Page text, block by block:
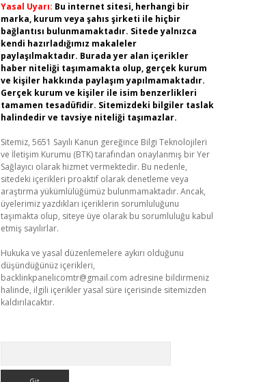
Yasal Uyarı: Bu internet sitesi, herhangi bir
marka, kurum veya şahıs şirketi ile hiçbir
bağlantısı bulunmamaktadır. Sitede yalnızca
kendi hazırladığımız makaleler
paylaşılmaktadır. Burada yer alan içerikler
haber niteliği taşımamakta olup, gerçek kurum
ve kişiler hakkında paylaşım yapılmamaktadır.
Gerçek kurum ve kişiler ile isim benzerlikleri
tamamen tesadüfidir. Sitemizdeki bilgiler taslak
halindedir ve tavsiye niteliği taşımazlar.
Sitemiz, 5651 Sayılı Kanun gereğince Bilgi Teknolojileri
ve İletişim Kurumu (BTK) tarafından onaylanmış bir Yer
Sağlayıcı olarak hizmet vermektedir. Bu nedenle,
sitedeki içerikleri proaktif olarak denetleme veya
araştırma yükümlülüğümüz bulunmamaktadır. Ancak,
üyelerimiz yazdıkları içeriklerin sorumluluğunu
taşımakta olup, siteye üye olarak bu sorumluluğu kabul
etmiş sayılırlar.
Hukuka ve yasal düzenlemelere aykırı olduğunu
düşündüğünüz içerikleri,
backlinkpanelicomtr@gmail.com adresine bildirmeniz
halinde, ilgili içerikler yasal süre içerisinde sitemizden
kaldırılacaktır.